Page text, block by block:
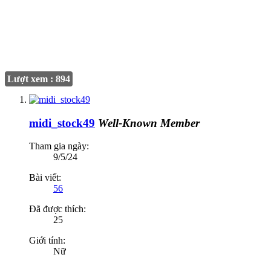
Lượt xem : 894
midi_stock49 Well-Known Member
Tham gia ngày:
9/5/24
Bài viết:
56
Đã được thích:
25
Giới tính:
Nữ